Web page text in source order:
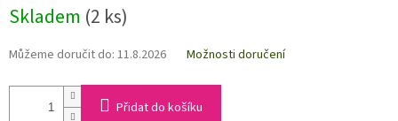
Skladem (2 ks)
Můžeme doručit do: 11.8.2026 Možnosti doručení
Přidat do košíku